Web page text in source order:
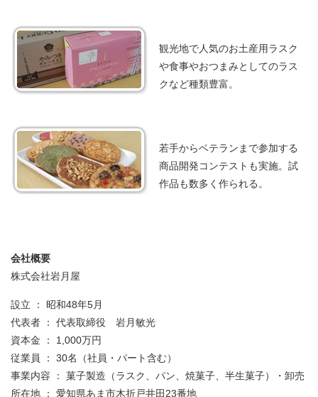
観光地で人気のお土産用ラスク
や食事やおつまみとしてのラス
クなど種類豊富。
若手からベテランまで参加する
商品開発コンテストも実施。試
作品も数多く作られる。
会社概要
株式会社岩月屋
設立 ： 昭和48年5月
代表者 ： 代表取締役 岩月敏光
資本金 ： 1,000万円
従業員 ： 30名（社員・パート含む）
事業内容 ： 菓子製造（ラスク、パン、焼菓子、半生菓子）・卸売
所在地 ： 愛知県あま市木折戸井田23番地